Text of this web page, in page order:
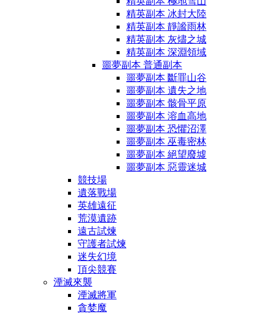
精英副本 冰封大陸
精英副本 靜謐雨林
精英副本 灰燼之城
精英副本 深淵領域
噩夢副本 普通副本
噩夢副本 斷罪山谷
噩夢副本 遺失之地
噩夢副本 骸骨平原
噩夢副本 溶血高地
噩夢副本 恐懼沼澤
噩夢副本 巫毒密林
噩夢副本 絕望廢墟
噩夢副本 惡靈迷城
競技場
遺落戰場
英雄遠征
荒漠遺跡
遠古試煉
守護者試煉
迷失幻境
頂尖競賽
湮滅來襲
湮滅將軍
貪婪魔